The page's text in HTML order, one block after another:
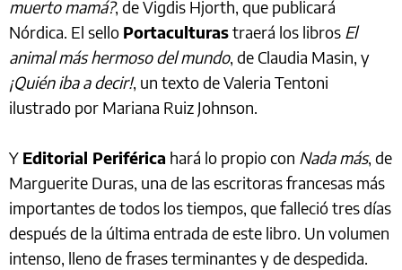
muerto mamá?, de Vigdis Hjorth, que publicará
Nórdica. El sello Portaculturastraerá los libros El
animal más hermoso del mundo, de Claudia Masin, y
¡Quién iba a decir!, un texto de Valeria Tentoni
ilustrado por Mariana Ruiz Johnson.
Y Editorial Periférica hará lo propio con Nada más, de
Marguerite Duras, una de las escritoras francesas más
importantes de todos los tiempos, que falleció tres días
después de la última entrada de este libro. Un volumen
intenso, lleno de frases terminantes y de despedida.